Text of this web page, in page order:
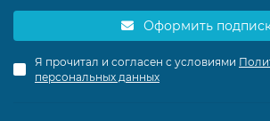
Оформить
Я прочитал и согласен с условиями
персональных данных